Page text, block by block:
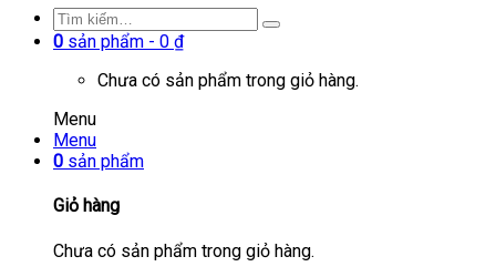
0 sản phẩm - 0 ₫
Chưa có sản phẩm trong giỏ hàng.
Menu
Menu
0 sản phẩm
Giỏ hàng
Chưa có sản phẩm trong giỏ hàng.